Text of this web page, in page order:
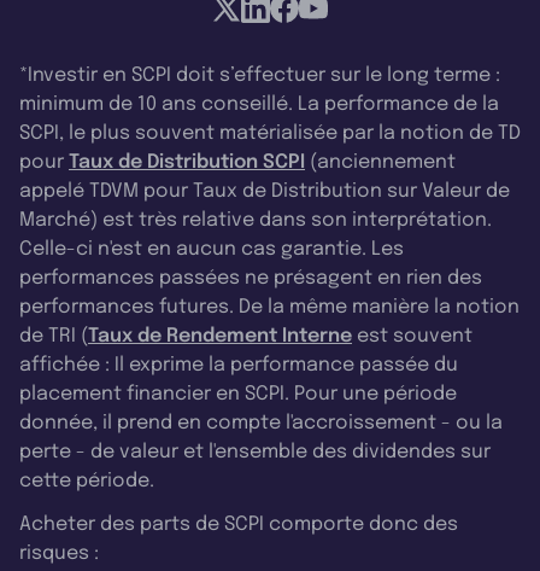
*Investir en SCPI doit s’effectuer sur le long terme :
minimum de 10 ans conseillé. La performance de la
SCPI, le plus souvent matérialisée par la notion de TD
pour Taux de Distribution SCPI (anciennement
appelé TDVM pour Taux de Distribution sur Valeur de
Marché) est très relative dans son interprétation.
Celle-ci n'est en aucun cas garantie. Les
performances passées ne présagent en rien des
performances futures. De la même manière la notion
de TRI (Taux de Rendement Interne est souvent
affichée : Il exprime la performance passée du
placement financier en SCPI. Pour une période
donnée, il prend en compte l'accroissement - ou la
perte - de valeur et l'ensemble des dividendes sur
cette période.
Acheter des parts de SCPI comporte donc des
risques :